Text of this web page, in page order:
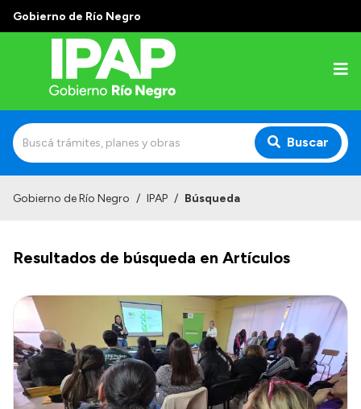
Gobierno de Río Negro
Buscar
El IPAP
Autoridades
Alumnos
Docentes y Capacitadores
Delegaciones
Normativa
Gobierno de Río Negro / IPAP / Búsqueda
Resultados de búsqueda en Artículos